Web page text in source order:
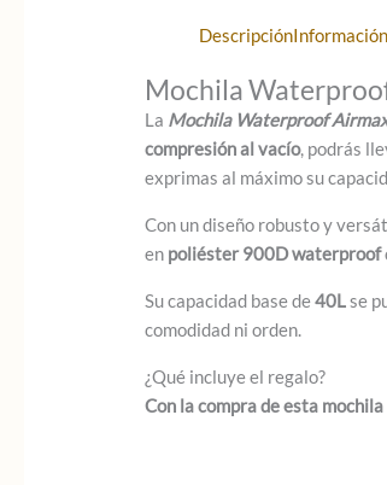
Descripción
Mochila
La Mochila Waterproof
compresión al vacío, podrás
exprimas al máximo su
Con un diseño robusto y
en poliéster 900D waterproof
Su capacidad base de40Lse
comodidad ni orden.
¿Qué incluye el regalo?
Con la compra de esta